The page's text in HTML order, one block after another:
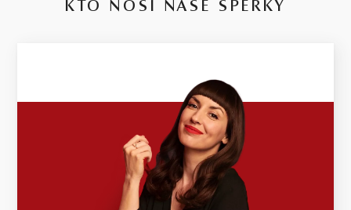
KTO NOSÍ NAŠE ŠPERKY